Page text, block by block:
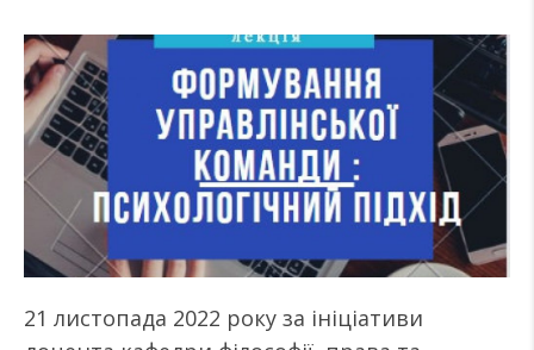
21 листопада 2022 року за ініціативи